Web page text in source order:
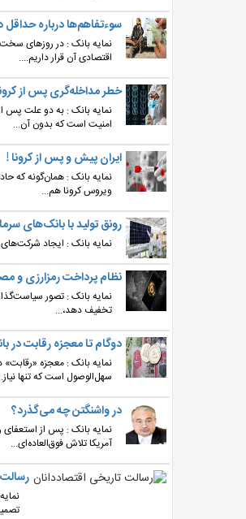
سوءتفاهم‌ها درباره حداقل
اقتصادی آن قرار داریم....
خطر مداخله‌گری پس از
نمایه بانک : به دو علت پس
امنیت است که بدون آن...
ایران پیش و پس از کرونا !
ویروس کرونا هم...
رونق تولید با بانک‌های
نمایه بانک : ایجاد
نظام پرداخت رمزارزی و
نمایه بانک : تصور
تخفیف دهد،...
دوگام تا معجزه رقابت در
نمایه بانک : معجزه «رقابت»
سهل‌الوصول است که تنها
در واشنگتن چه می‌گذرد؟
نمایه بانک : پس از
آمریکا تلاش فوق‌العا‌ده‌ای...